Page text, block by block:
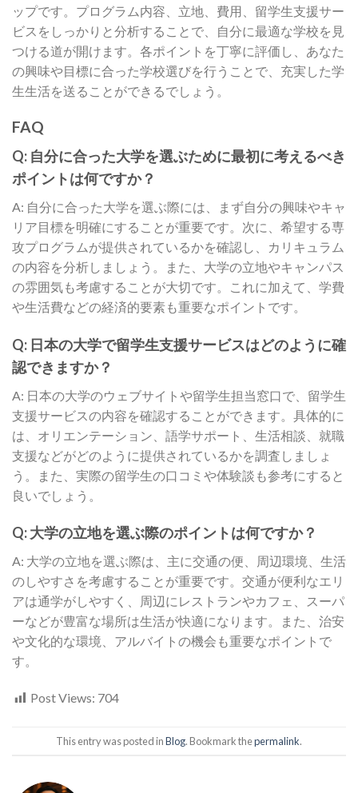
ップです。プログラム内容、立地、費用、留学生支援サー
ビスをしっかりと分析することで、自分に最適な学校を見
つける道が開けます。各ポイントを丁寧に評価し、あなた
の興味や目標に合った学校選びを行うことで、充実した学
生生活を送ることができるでしょう。
FAQ
Q: 自分に合った大学を選ぶために最初に考えるべき
ポイントは何ですか？
A: 自分に合った大学を選ぶ際には、まず自分の興味やキャ
リア目標を明確にすることが重要です。次に、希望する専
攻プログラムが提供されているかを確認し、カリキュラム
の内容を分析しましょう。また、大学の立地やキャンパス
の雰囲気も考慮することが大切です。これに加えて、学費
や生活費などの経済的要素も重要なポイントです。
Q: 日本の大学で留学生支援サービスはどのように確
認できますか？
A: 日本の大学のウェブサイトや留学生担当窓口で、留学生
支援サービスの内容を確認することができます。具体的に
は、オリエンテーション、語学サポート、生活相談、就職
支援などがどのように提供されているかを調査しましょ
う。また、実際の留学生の口コミや体験談も参考にすると
良いでしょう。
Q: 大学の立地を選ぶ際のポイントは何ですか？
A: 大学の立地を選ぶ際は、主に交通の便、周辺環境、生活
のしやすさを考慮することが重要です。交通が便利なエリ
アは通学がしやすく、周辺にレストランやカフェ、スーパ
ーなどが豊富な場所は生活が快適になります。また、治安
や文化的な環境、アルバイトの機会も重要なポイントで
す。
Post Views: 704
This entry was posted inBlog. Bookmark thepermalink.